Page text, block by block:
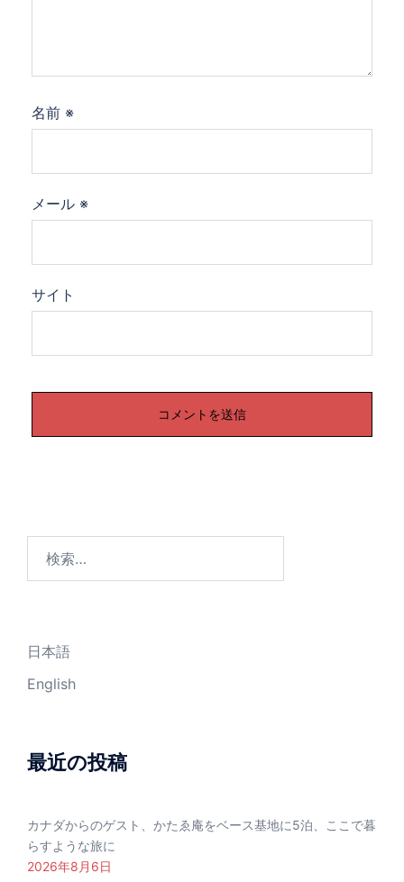
名前 ※
メール ※
サイト
日本語
English
最近の投稿
カナダからのゲスト、かたゑ庵をベース基地に5泊、ここで暮
らすような旅に
2026年8月6日